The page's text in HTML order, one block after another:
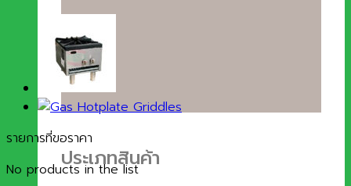
ประเภทสินค้า
รายการที่ขอราคา
No products in the list